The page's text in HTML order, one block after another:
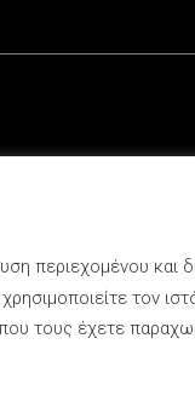
περιεχομένου
τον
τους έχετε